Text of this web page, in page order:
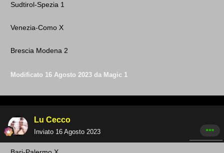
Sudtirol-Spezia 1
Venezia-Como X
Brescia Modena 2
Modificato 16 Agosto 2023 da Magic 1
Lu Cecco
Inviato 16 Agosto 2023